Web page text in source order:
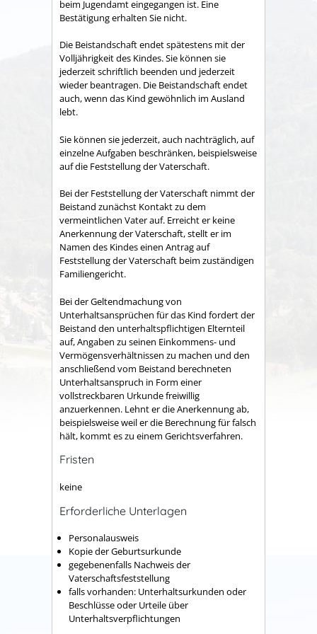
beim Jugendamt eingegangen ist. Eine
Bestätigung erhalten Sie nicht.
Die Beistandschaft endet spätestens mit der
Volljährigkeit des Kindes. Sie können sie
jederzeit schriftlich beenden und jederzeit
wieder beantragen. Die Beistandschaft endet
auch, wenn das Kind gewöhnlich im Ausland
lebt.
Sie können sie jederzeit, auch nachträglich, auf
einzelne Aufgaben beschränken, beispielsweise
auf die Feststellung der Vaterschaft.
Bei der Feststellung der Vaterschaft nimmt der
Beistand zunächst Kontakt zu dem
vermeintlichen Vater auf. Erreicht er keine
Anerkennung der Vaterschaft, stellt er im
Namen des Kindes einen Antrag auf
Feststellung der Vaterschaft beim zuständigen
Familiengericht.
Bei der Geltendmachung von
Unterhaltsansprüchen für das Kind fordert der
Beistand den unterhaltspflichtigen Elternteil
auf, Angaben zu seinen Einkommens- und
Vermögensverhältnissen zu machen und den
anschließend vom Beistand berechneten
Unterhaltsanspruch in Form einer
vollstreckbaren Urkunde freiwillig
anzuerkennen. Lehnt er die Anerkennung ab,
beispielsweise weil er die Berechnung für falsch
hält, kommt es zu einem Gerichtsverfahren.
Fristen
keine
Erforderliche Unterlagen
Personalausweis
Kopie der Geburtsurkunde
gegebenenfalls Nachweis der
Vaterschaftsfeststellung
falls vorhanden: Unterhaltsurkunden oder
Beschlüsse oder Urteile über
Unterhaltsverpflichtungen